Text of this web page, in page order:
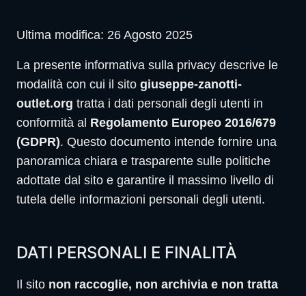
Ultima modifica: 26 Agosto 2025
La presente informativa sulla privacy descrive le
modalità con cui il sito giuseppe-zanotti-
outlet.org tratta i dati personali degli utenti in
conformità al Regolamento Europeo 2016/679
(GDPR). Questo documento intende fornire una
panoramica chiara e trasparente sulle politiche
adottate dal sito e garantire il massimo livello di
tutela delle informazioni personali degli utenti.
DATI PERSONALI E FINALITÀ
Il sito non raccoglie, non archivia e non tratta